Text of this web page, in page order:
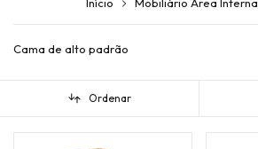
Cama de alto padrão
Ordenar